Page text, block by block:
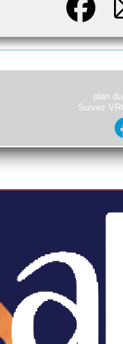
plan
Suivez